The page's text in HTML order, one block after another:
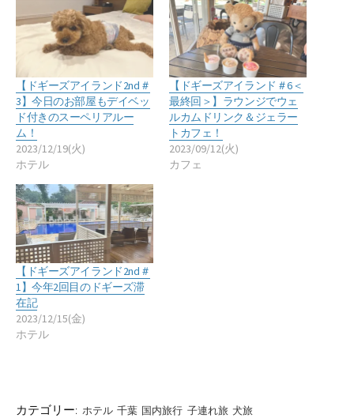
【ドギーズアイランド2nd＃
3】今日のお部屋もデイベッ
ド付きのスーペリアルー
ム！
2023/12/19(火)
ホテル
【ドギーズアイランド＃6＜
最終回＞】ラウンジでウェ
ルカムドリンク＆ジェラー
トカフェ！
2023/09/12(火)
カフェ
【ドギーズアイランド2nd＃
1】今年2回目のドギーズ滞
在記
2023/12/15(金)
ホテル
カテゴリー: ホテル 千葉 国内旅行 子連れ旅 犬旅